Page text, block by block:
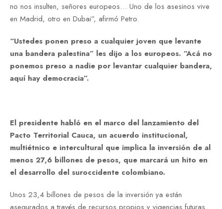
no nos insulten, señores europeos… Uno de los asesinos vive
en Madrid, otro en Dubai”, afirmó Petro.
“Ustedes ponen preso a cualquier joven que levante
una bandera palestina” les dijo a los europeos. “Acá no
ponemos preso a nadie por levantar cualquier bandera,
aquí hay democracia”.
El presidente habló en el marco del lanzamiento del
Pacto Territorial Cauca, un acuerdo institucional,
multiétnico e intercultural que implica la inversión de al
menos 27,6 billones de pesos, que marcará un hito en
el desarrollo del suroccidente colombiano.
Unos 23,4 billones de pesos de la inversión ya están
asegurados a través de recursos propios y vigencias futuras.